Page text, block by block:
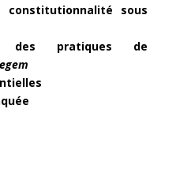
sous
pratiques de